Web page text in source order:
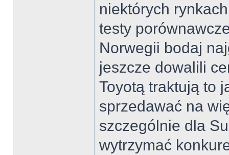
niektórych
testy
Norwegii bodaj
jeszcze dowalili
Toyotą traktują to
sprzedawać na
szczególnie dla
wytrzymać